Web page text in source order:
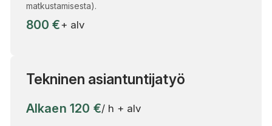
matkustamisesta).
800 €+ alv
Tekninen asiantuntijatyö
Alkaen 120 €/ h + alv